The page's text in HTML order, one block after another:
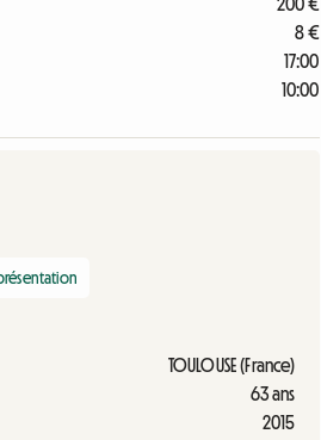
200 €
8 €
17:00
10:00
TOULOUSE (France)
63 ans
2015